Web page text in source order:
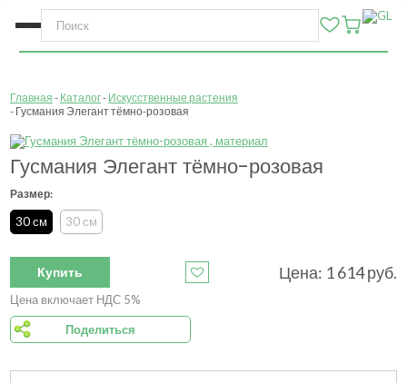
Главная Каталог Искусственные растения
Гусмания Элегант тёмно-розовая
Гусмания Элегант тёмно-розовая
Размер:
30 см 30 см
Купить Цена: 1 614руб.
Цена включает НДС 5%
Поделиться